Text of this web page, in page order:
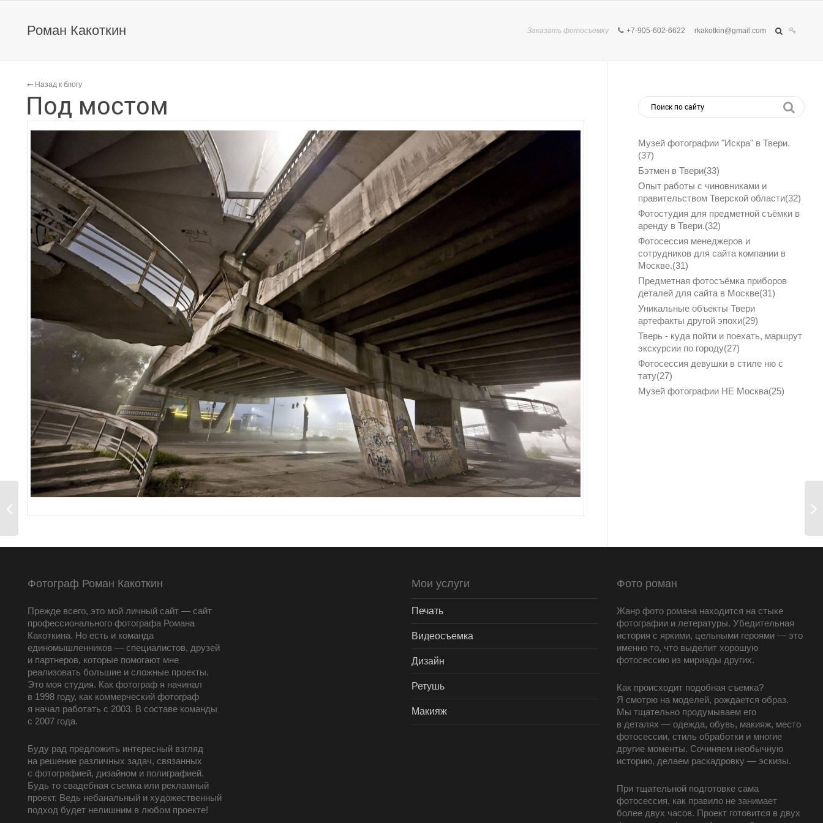
Роман Какоткин Заказать фотосъемку +7-905-602-6622 rkakotkin@gmail.com
Назад к блогу
Под мостом
Музей фотографии "Искра" в Твери.
(37)
Бэтмен в Твери(33)
Опыт работы с чиновниками и
правительством Тверской области(32)
Фотостудия для предметной съёмки в
аренду в Твери.(32)
Фотосессия менеджеров и
сотрудников для сайта компании в
Москве.(31)
Предметная фотосъёмка приборов
деталей для сайта в Москве(31)
Уникальные объекты Твери
артефакты другой эпохи(29)
Тверь - куда пойти и поехать, маршрут
экскурсии по городу(27)
Фотосессия девушки в стиле ню с
тату(27)
Музей фотографии НЕ Москва(25)
Фотограф Роман Какоткин
Прежде всего, это мой личный сайт — сайт
профессионального фотографа Романа
Какоткина. Но есть и команда
единомышленников — специалистов, друзей
и партнеров, которые помогают мне
реализовать большие и сложные проекты.
Это моя студия. Как фотограф я начинал
в 1998 году, как коммерческий фотограф
я начал работать с 2003. В составе команды
с 2007 года.
Буду рад предложить интересный взгляд
на решение различных задач, связанных
с фотографией, дизайном и полиграфией.
Будь то свадебная съемка или рекламный
проект. Ведь небанальный и художественный
подход будет нелишним в любом проекте!
Мои услуги
Печать
Видеосъемка
Дизайн
Ретушь
Макияж
Фото роман
Жанр фото романа находится на стыке
фотографии и летературы. Убедительная
история с яркими, цельными героями — это
именно то, что выделит хорошую
фотосессию из мириады других.
Как происходит подобная съемка?
Я смотрю на моделей, рождается образ.
Мы тщательно продумываем его
в деталях — одежда, обувь, макияж, место
фотосессии, стиль обработки и многие
другие моменты. Сочиняем необычную
историю, делаем раскадровку — эскизы.
При тщательной подготовке сама
фотосессия, как правило не занимает
более двух часов. Проект готовится в двух